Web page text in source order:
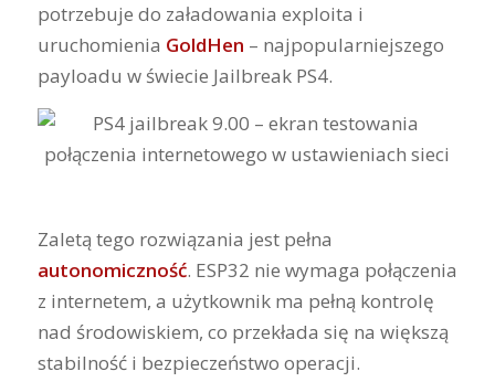
potrzebuje do załadowania exploita i
uruchomienia GoldHen – najpopularniejszego
payloadu w świecie Jailbreak PS4.
Zaletą tego rozwiązania jest pełna
autonomiczność. ESP32 nie wymaga połączenia
z internetem, a użytkownik ma pełną kontrolę
nad środowiskiem, co przekłada się na większą
stabilność i bezpieczeństwo operacji.